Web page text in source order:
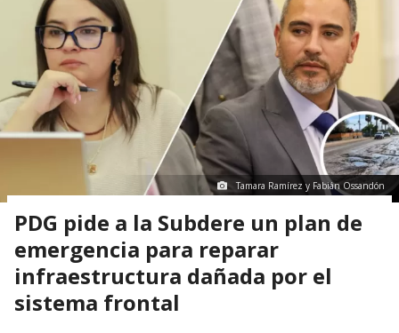
Tamara Ramírez y Fabián Ossandón
PDG pide a la Subdere un plan de
emergencia para reparar
infraestructura dañada por el
sistema frontal